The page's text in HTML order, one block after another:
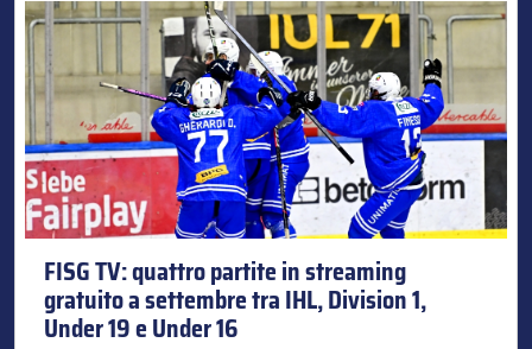
FISG TV: quattro partite in streaming
gratuito a settembre tra IHL, Division 1,
Under 19 e Under 16